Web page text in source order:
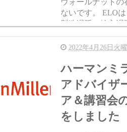
ウォールナット
ないです。 ELO
製造遅延、輸入遅
までも納期につい
す。 一応公式納期
2022年4月26日火
ハーマンミ
アドバイザ
ア＆講習会
をしました